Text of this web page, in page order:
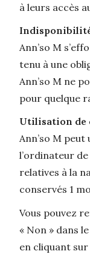
à leurs accès
Ann’so M
tenu à une
Ann’so M ne
pour quelque
Utilisation de
Ann’so M
l’ordinateur
relatives à la
conservés 1
Vous pouvez
« Non » dans
en cliquant